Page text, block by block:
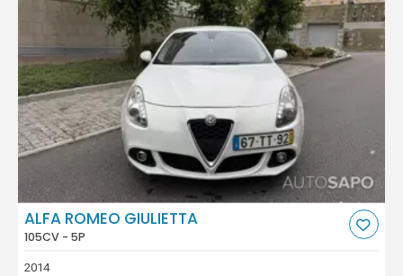
ALFA ROMEO GIULIETTA
105CV - 5P
2014